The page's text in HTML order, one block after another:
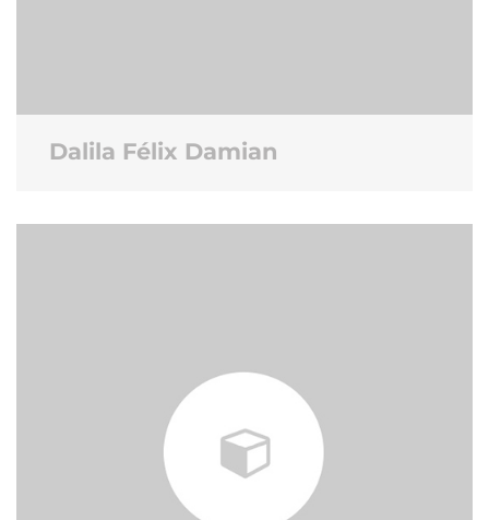
Dalila Félix Damian